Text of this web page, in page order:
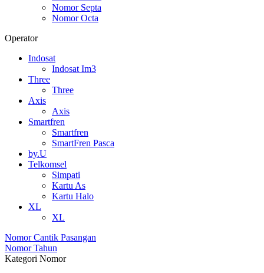
Nomor Septa
Nomor Octa
Operator
Indosat
Indosat Im3
Three
Three
Axis
Axis
Smartfren
Smartfren
SmartFren Pasca
by.U
Telkomsel
Simpati
Kartu As
Kartu Halo
XL
XL
Nomor Cantik Pasangan
Nomor Tahun
Kategori Nomor